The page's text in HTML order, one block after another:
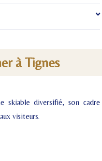
à Tignes
skiable diversifié, son cadre
visiteurs.